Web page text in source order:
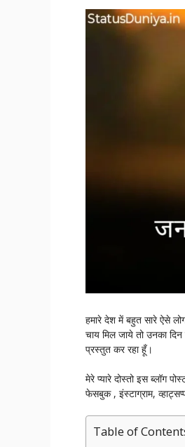
हमारे देश में बहुत सारे ऐसे
चाय मिल जाये तो उनका
प्रस्तुत कर रहा हूँ।
मेरे प्यारे दोस्तो इस ब्लॉग
फेसबुक , इंस्टाग्राम,
Table of